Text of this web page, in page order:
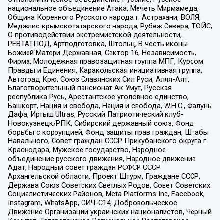
национальное объединение Атака, Мечеть Мирмамеда,
Община Коренного Русского народа г. Астрахани, ВОЛЯ,
Меджлис крымскотатарского народа, Рубеж Севера, ТОЙС,
О противодействии экстремистской деятельности,
РЕВТАТПОД, Артподготовка, Штольц, В честь иконы
Божией Матери Державная, Сектор 16, Независимость,
Фирма, Молодежная правозащитная группа МПГ, Курсом
Правды и Единения, Каракольская инициативная группа,
Автоград Крю, Союз Славянских Сил Руси, Алля-Аят,
Благотворительный пансионат Ак Умут, Русская
республика Русь, Арестантское уголовное единство,
Башкорт, Нация и свобода, Нация и свобода, W.H.С., Фалунь
Дафа, Иртыш Ultras, Русский Патриотический клуб-
Новокузнецк/РПК, Сибирский державный союз, Фонд
борьбы с коррупцией, Фонд защиты прав граждан, Штабы
Навального, Совет граждан СССР Прикубанского округа г.
Краснодара, Мужское государство, Народное
объединение русского движения, Народное движение
Адат, Народный совет граждан РСФСР СССР
Архангельской области, Проект Штурм, Граждане СССР,
Держава Союз Советских Светлых Родов, Совет Советских
Социалистических Районов, Meta Platforms Inc, Facebook,
Instagram, WhatsApp, СИЧ-С14, Добровольческое
Движение Организации украинских националистов, Черный